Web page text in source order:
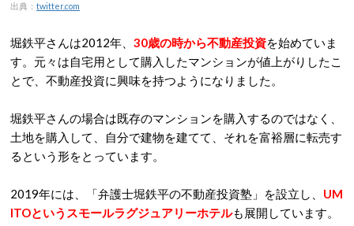
出典： twitter.com
堀鉄平さんは2012年、 30歳の時から不動産投資を始めていま
す。元々は自宅用として購入したマンションが値上がりしたこ
とで、不動産投資に興味を持つようになりました。
堀鉄平さんの場合は既存のマンションを購入するのではなく、
土地を購入して、自分で建物を建てて、それを富裕層に転売す
るという形をとっています。
2019年には、「弁護士堀鉄平の不動産投資塾」を設立し、 UM
ITOというスモールラグジュアリーホテルも展開しています。